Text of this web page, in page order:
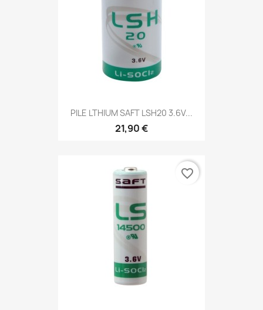
PILE LTHIUM SAFT LSH20 3.6V...
21,90 €
favorite_border